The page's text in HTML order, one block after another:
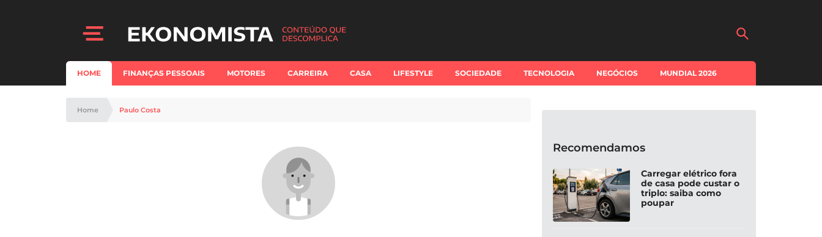
HOME FINANÇAS PESSOAIS MOTORES CARREIRA CASA LIFESTYLE SOCIEDADE TECNOLOGIA NEGÓCIOS MUNDIAL 2026
Home Paulo Costa
Recomendamos
Carregar elétrico fora
de casa pode custar o
triplo: saiba como
poupar